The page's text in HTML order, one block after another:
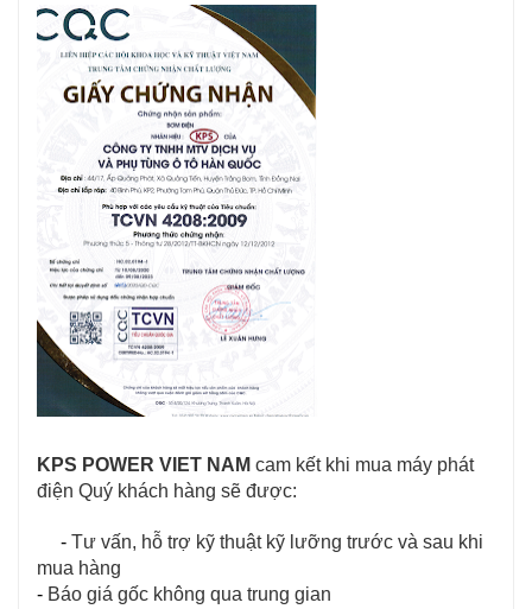
KPS POWER VIET NAM cam kết khi mua máy phát
điện Quý khách hàng sẽ được:
     -
Tư vấn, hỗ trợ kỹ thuật kỹ lưỡng trước và sau khi
mua hàng
- Báo giá gốc không qua trung gian